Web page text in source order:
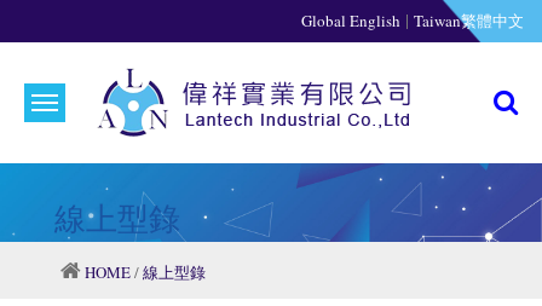
Global English | Taiwan繁體中文
線上型錄
HOME/線上型錄